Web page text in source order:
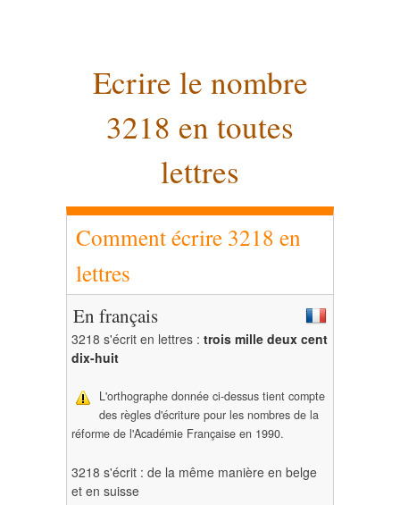
Ecrire le nombre
3218 en toutes
lettres
Comment écrire 3218 en
lettres
En français
3218 s'écrit en lettres : trois mille deux cent
dix-huit
L'orthographe donnée ci-dessus tient compte
des règles d'écriture pour les nombres de la
réforme de l'Académie Française en 1990.
3218 s'écrit : de la même manière en belge
et en suisse